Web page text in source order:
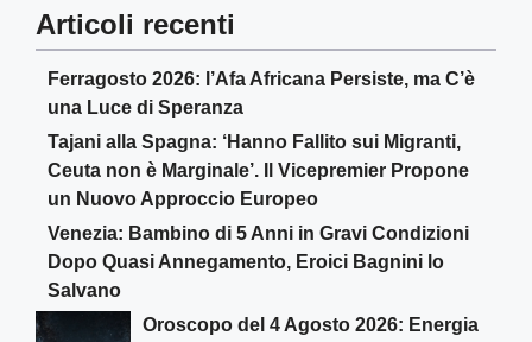
Articoli recenti
Ferragosto 2026: l’Afa Africana Persiste, ma C’è
una Luce di Speranza
Tajani alla Spagna: ‘Hanno Fallito sui Migranti,
Ceuta non è Marginale’. Il Vicepremier Propone
un Nuovo Approccio Europeo
Venezia: Bambino di 5 Anni in Gravi Condizioni
Dopo Quasi Annegamento, Eroici Bagnini lo
Salvano
Oroscopo del 4 Agosto 2026: Energia